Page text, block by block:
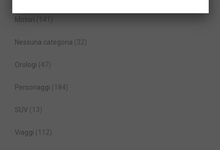
Motori (141)
Nessuna categoria (32)
Orologi (47)
Personaggi (184)
SUV (13)
Viaggi (112)